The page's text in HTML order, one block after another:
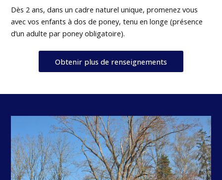
Dès 2 ans, dans un cadre naturel unique, promenez vous
avec vos enfants à dos de poney, tenu en longe (présence
d’un adulte par poney obligatoire).
Obtenir plus de renseignements